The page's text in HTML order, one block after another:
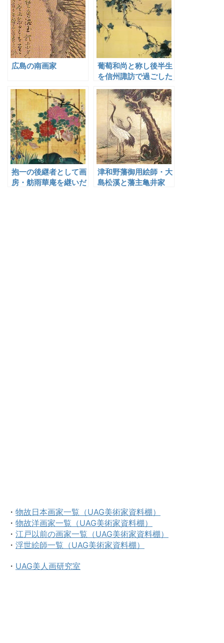
広島の南画家
葡萄和尚と称し後半生
を信州諏訪で過ごした
抱一の後継者として画
房・舫雨華庵を継いだ
津和野藩御用絵師・大
島松溪と藩主亀井家
・ 物故日本画家一覧（UAG美術家資料棚）
・ 物故洋画家一覧（UAG美術家資料棚）
・ 江戸以前の画家一覧（UAG美術家資料棚）
・ 浮世絵師一覧（UAG美術家資料棚）
・ UAG美人画研究室